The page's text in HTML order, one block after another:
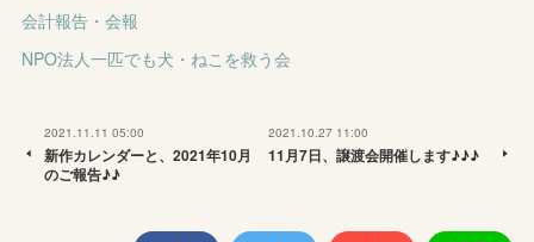
会計報告・会報
NPO法人一匹でも犬・ねこを救う会
2021.11.11 05:00
新作カレンダーと、2021年10月
のご報告♪♪
2021.10.27 11:00
11月7日、譲渡会開催します♪♪♪